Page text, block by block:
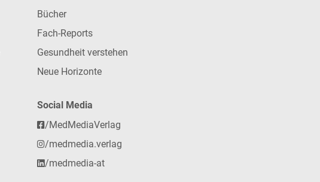
Bücher
Fach-Reports
Gesundheit verstehen
Neue Horizonte
Social Media
/MedMediaVerlag
/medmedia.verlag
/medmedia-at